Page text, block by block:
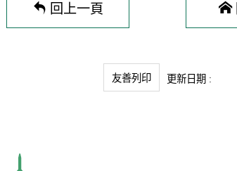
回上一頁
友善列印 更新日期 :